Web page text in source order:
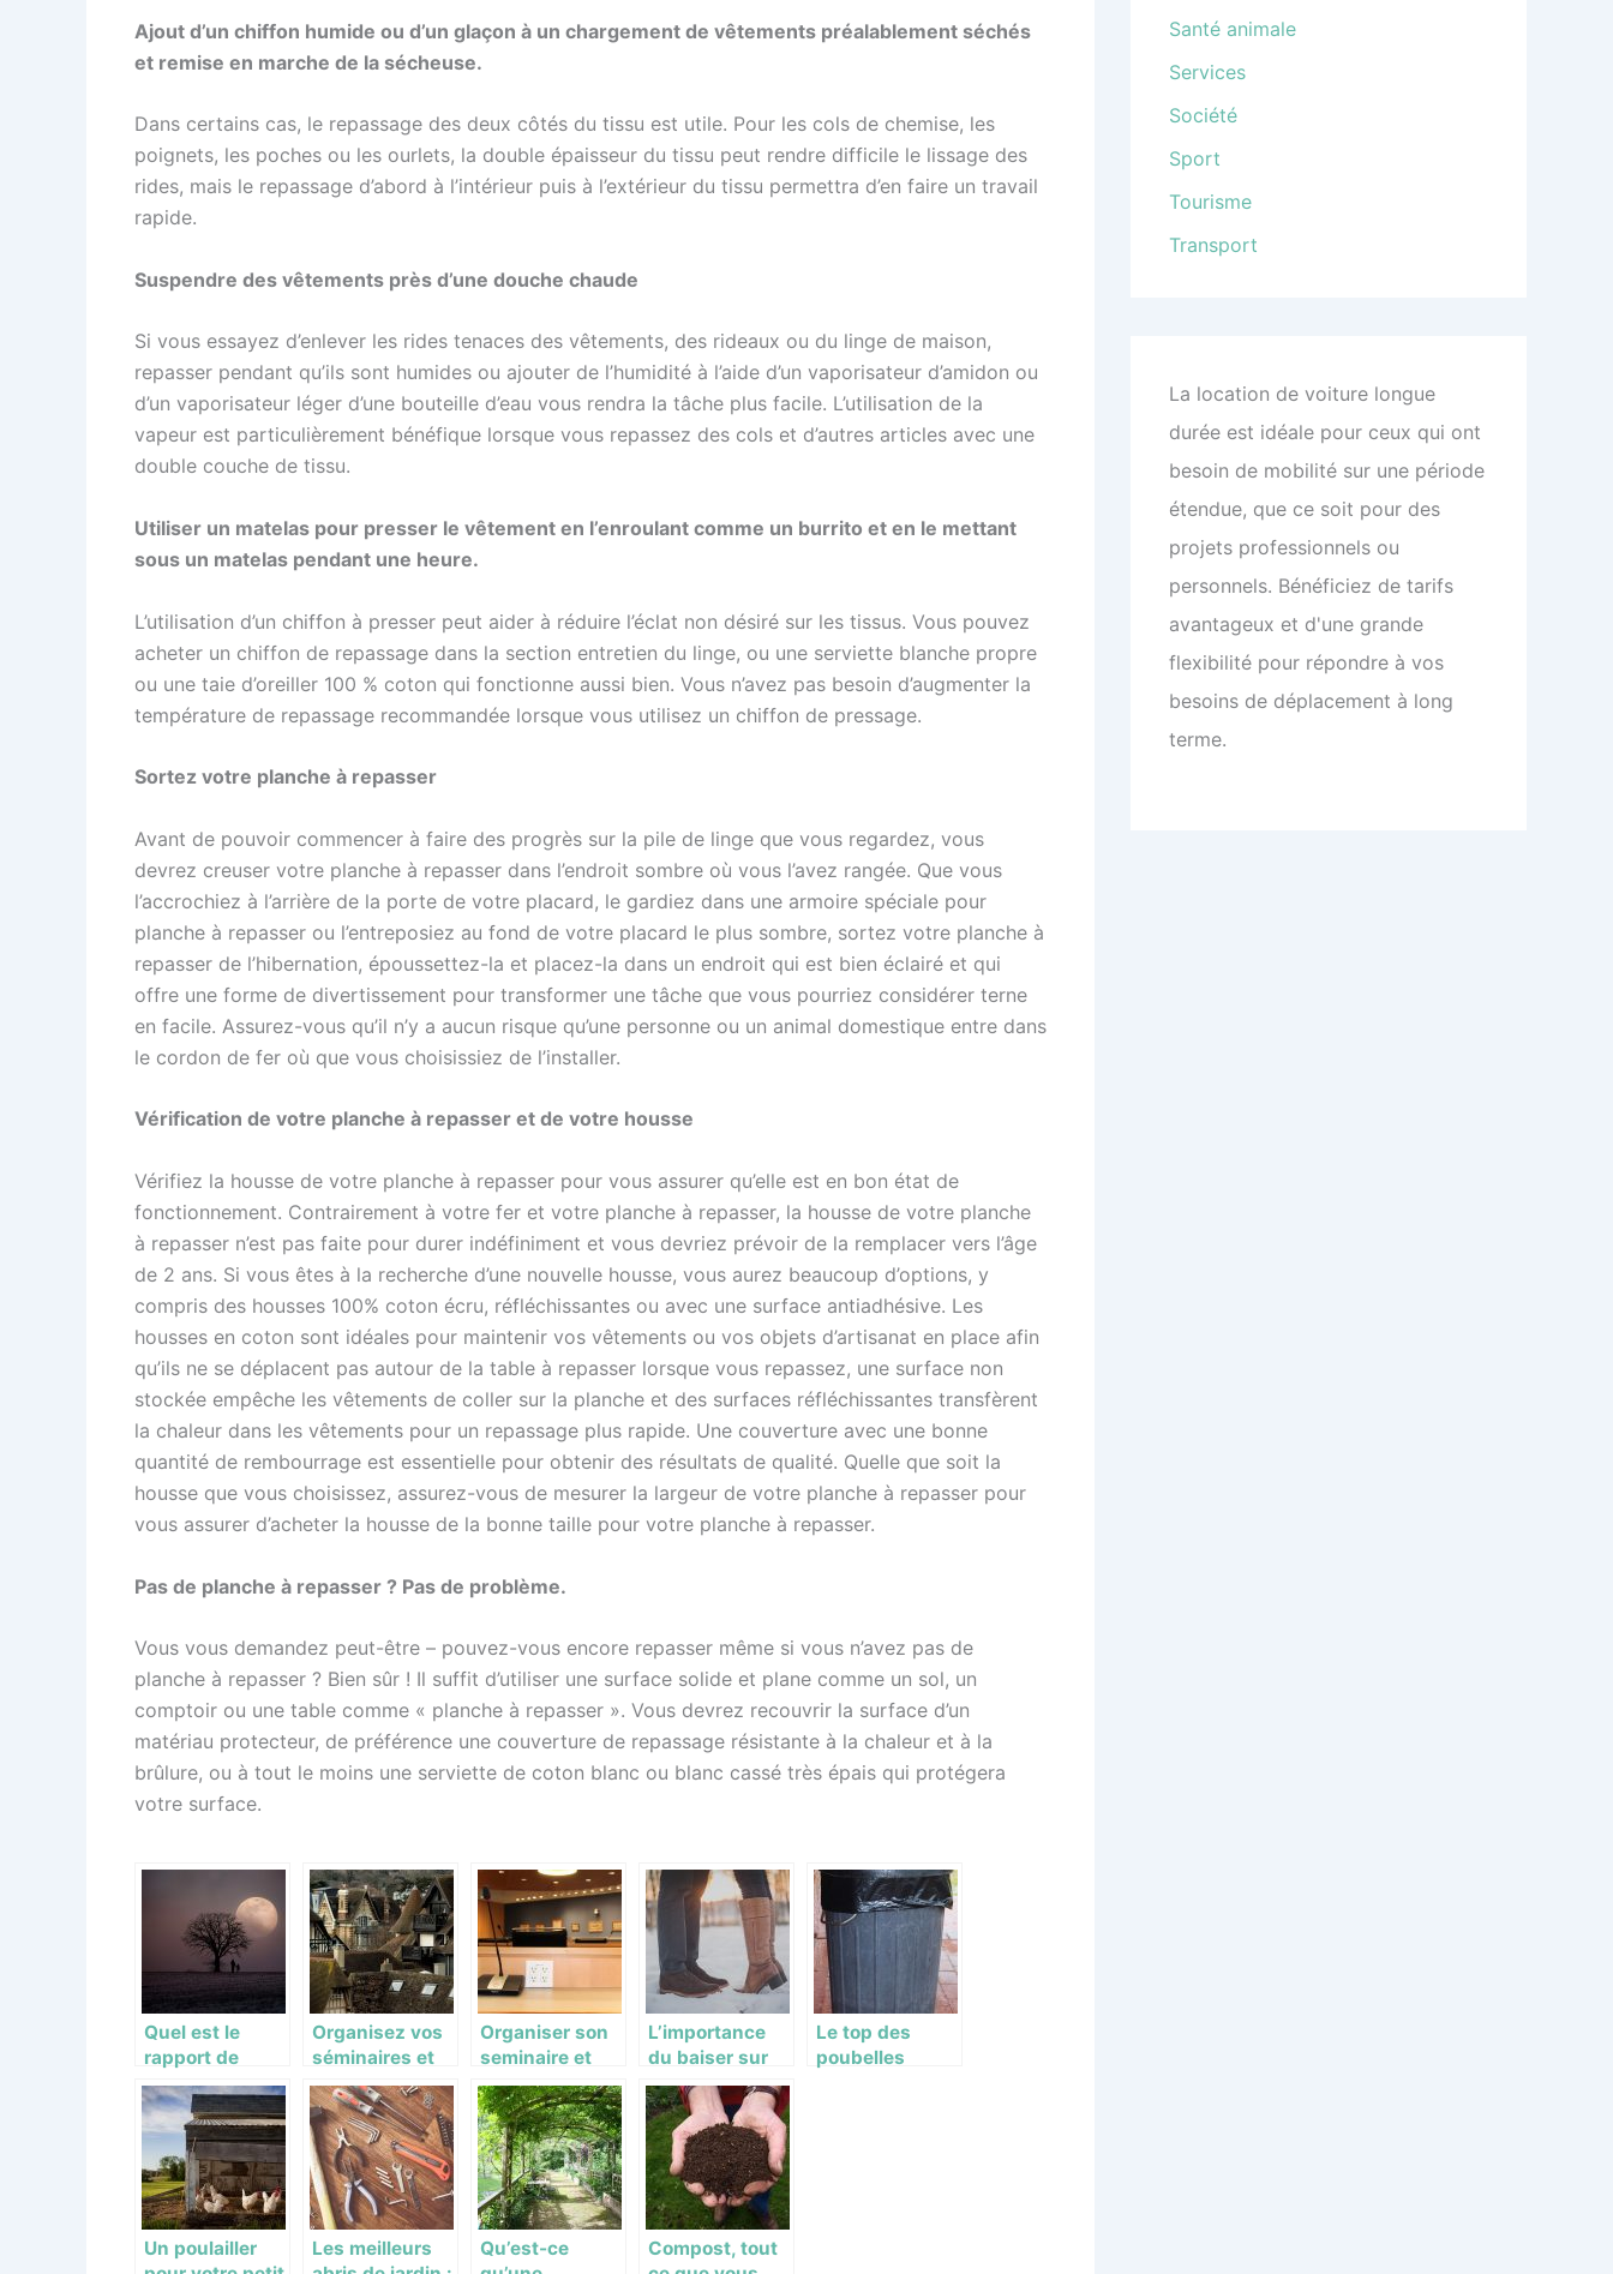
Ajout d’un chiffon humide ou d’un glaçon à un chargement de vêtements préalablement séchés
et remise en marche de la sécheuse.
Dans certains cas, le repassage des deux côtés du tissu est utile. Pour les cols de chemise, les
poignets, les poches ou les ourlets, la double épaisseur du tissu peut rendre difficile le lissage des
rides, mais le repassage d’abord à l’intérieur puis à l’extérieur du tissu permettra d’en faire un travail
rapide.
Suspendre des vêtements près d’une douche chaude
Si vous essayez d’enlever les rides tenaces des vêtements, des rideaux ou du linge de maison,
repasser pendant qu’ils sont humides ou ajouter de l’humidité à l’aide d’un vaporisateur d’amidon ou
d’un vaporisateur léger d’une bouteille d’eau vous rendra la tâche plus facile. L’utilisation de la
vapeur est particulièrement bénéfique lorsque vous repassez des cols et d’autres articles avec une
double couche de tissu.
Utiliser un matelas pour presser le vêtement en l’enroulant comme un burrito et en le mettant
sous un matelas pendant une heure.
L’utilisation d’un chiffon à presser peut aider à réduire l’éclat non désiré sur les tissus. Vous pouvez
acheter un chiffon de repassage dans la section entretien du linge, ou une serviette blanche propre
ou une taie d’oreiller 100 % coton qui fonctionne aussi bien. Vous n’avez pas besoin d’augmenter la
température de repassage recommandée lorsque vous utilisez un chiffon de pressage.
Sortez votre planche à repasser
Avant de pouvoir commencer à faire des progrès sur la pile de linge que vous regardez, vous
devrez creuser votre planche à repasser dans l’endroit sombre où vous l’avez rangée. Que vous
l’accrochiez à l’arrière de la porte de votre placard, le gardiez dans une armoire spéciale pour
planche à repasser ou l’entreposiez au fond de votre placard le plus sombre, sortez votre planche à
repasser de l’hibernation, époussettez-la et placez-la dans un endroit qui est bien éclairé et qui
offre une forme de divertissement pour transformer une tâche que vous pourriez considérer terne
en facile. Assurez-vous qu’il n’y a aucun risque qu’une personne ou un animal domestique entre dans
le cordon de fer où que vous choisissiez de l’installer.
Vérification de votre planche à repasser et de votre housse
Vérifiez la housse de votre planche à repasser pour vous assurer qu’elle est en bon état de
fonctionnement. Contrairement à votre fer et votre planche à repasser, la housse de votre planche
à repasser n’est pas faite pour durer indéfiniment et vous devriez prévoir de la remplacer vers l’âge
de 2 ans. Si vous êtes à la recherche d’une nouvelle housse, vous aurez beaucoup d’options, y
compris des housses 100% coton écru, réfléchissantes ou avec une surface antiadhésive. Les
housses en coton sont idéales pour maintenir vos vêtements ou vos objets d’artisanat en place afin
qu’ils ne se déplacent pas autour de la table à repasser lorsque vous repassez, une surface non
stockée empêche les vêtements de coller sur la planche et des surfaces réfléchissantes transfèrent
la chaleur dans les vêtements pour un repassage plus rapide. Une couverture avec une bonne
quantité de rembourrage est essentielle pour obtenir des résultats de qualité. Quelle que soit la
housse que vous choisissez, assurez-vous de mesurer la largeur de votre planche à repasser pour
vous assurer d’acheter la housse de la bonne taille pour votre planche à repasser.
Pas de planche à repasser ? Pas de problème.
Vous vous demandez peut-être – pouvez-vous encore repasser même si vous n’avez pas de
planche à repasser ? Bien sûr ! Il suffit d’utiliser une surface solide et plane comme un sol, un
comptoir ou une table comme « planche à repasser ». Vous devrez recouvrir la surface d’un
matériau protecteur, de préférence une couverture de repassage résistante à la chaleur et à la
brûlure, ou à tout le moins une serviette de coton blanc ou blanc cassé très épais qui protégera
votre surface.
Quel est le
rapport de
l’homme et la
nature ?
Organisez vos
séminaires et
autres
cérémonies à
Deauville
Organiser son
seminaire et
autres
évènements
près de la ville
de Deauville
L’importance
du baiser sur
notre santé
Le top des
poubelles
Un poulailler
Les meilleurs
Qu’est-ce
Compost, tout
Santé animale
Services
Société
Sport
Tourisme
Transport
La location de voiture longue
durée est idéale pour ceux qui ont
besoin de mobilité sur une période
étendue, que ce soit pour des
projets professionnels ou
personnels. Bénéficiez de tarifs
avantageux et d'une grande
flexibilité pour répondre à vos
besoins de déplacement à long
terme.